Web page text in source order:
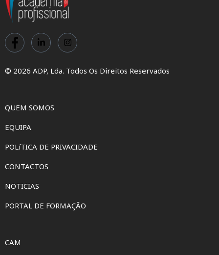
© 2026 ADP, Lda. Todos Os Direitos Reservados
QUEM SOMOS
EQUIPA
POLíTICA DE PRIVACIDADE
CONTACTOS
NOTICIAS
PORTAL DE FORMAÇÃO
CAM